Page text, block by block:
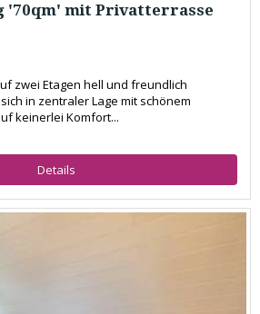
'70qm' mit Privatterrasse
zwei Etagen hell und freundlich
in zentraler Lage mit schönem
keinerlei Komfort...
Details